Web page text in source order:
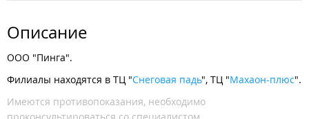
Описание
ООО "Пинга".
Филиалы находятся в ТЦ "Снеговая падь", ТЦ "Махаон-плюс".
Имеются противопоказания, необходимо